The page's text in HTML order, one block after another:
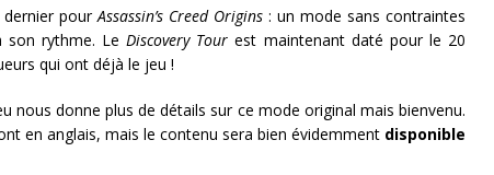
dernier pourAssassin’s Creed Origins : un mode sans contraintes
son rythme. LeDiscovery Tour est maintenant daté pour le 20
qui ont déjà le jeu !
nous donne plus de détails sur ce mode original mais bienvenu.
en anglais, mais le contenu sera bien évidemment disponible